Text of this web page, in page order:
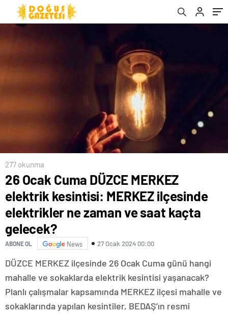
zaman ve saat kaçta gelecek?
277 okunma
26 Ocak Cuma DÜZCE MERKEZ
elektrik kesintisi: MERKEZ ilçesinde
elektrikler ne zaman ve saat kaçta
gelecek?
ABONE OL News 27 Ocak 2024 00:00
DÜZCE MERKEZ ilçesinde 26 Ocak Cuma günü hangi
mahalle ve sokaklarda elektrik kesintisi yaşanacak?
Planlı çalışmalar kapsamında MERKEZ ilçesi mahalle ve
sokaklarında yapılan kesintiler, BEDAŞ’ın resmi
saat kaçta gelecek?